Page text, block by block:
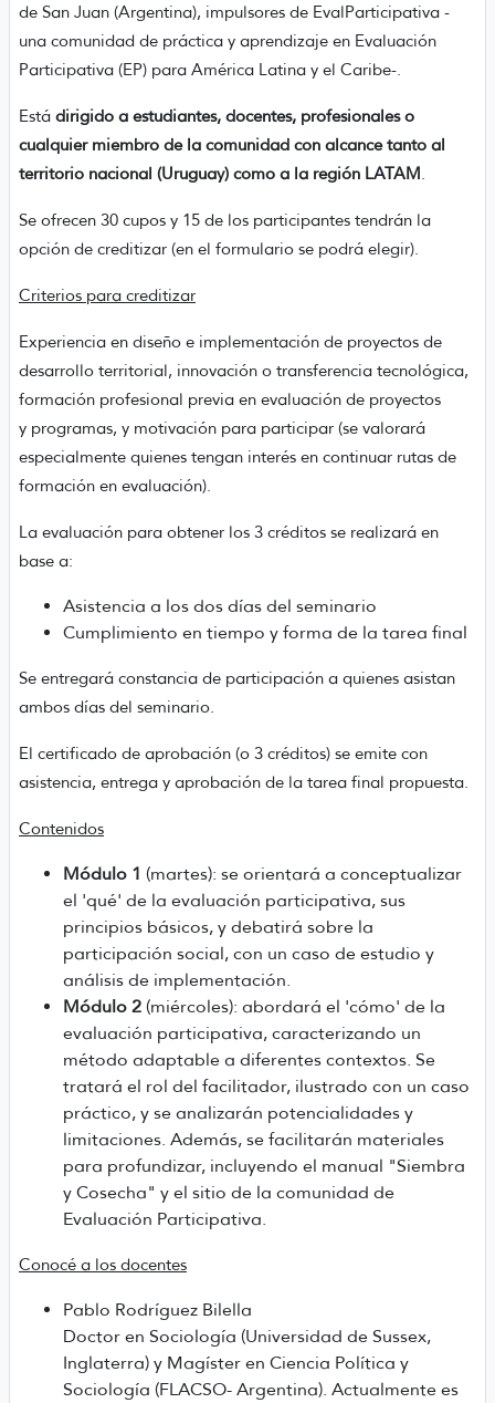
de San Juan (Argentina), impulsores de EvalParticipativa -
una comunidad de práctica y aprendizaje en Evaluación
Participativa (EP) para América Latina y el Caribe-.
Está dirigido a estudiantes, docentes, profesionales o
cualquier miembro de la comunidad con alcance tanto al
territorio nacional (Uruguay) como a la región LATAM.
Se ofrecen 30 cupos y 15 de los participantes tendrán la
opción de creditizar (en el formulario se podrá elegir).
Criterios para creditizar
Experiencia en diseño e implementación de proyectos de
desarrollo territorial, innovación o transferencia tecnológica,
formación profesional previa en evaluación de proyectos
y programas, y motivación para participar (se valorará
especialmente quienes tengan interés en continuar rutas de
formación en evaluación).
La evaluación para obtener los 3 créditos se realizará en
base a:
Asistencia a los dos días del seminario
Cumplimiento en tiempo y forma de la tarea final
Se entregará constancia de participación a quienes asistan
ambos días del seminario.
El certificado de aprobación (o 3 créditos) se emite con
asistencia, entrega y aprobación de la tarea final propuesta.
Contenidos
Módulo 1 (martes): se orientará a conceptualizar
el 'qué' de la evaluación participativa, sus
principios básicos, y debatirá sobre la
participación social, con un caso de estudio y
análisis de implementación.
Módulo 2 (miércoles): abordará el 'cómo' de la
evaluación participativa, caracterizando un
método adaptable a diferentes contextos. Se
tratará el rol del facilitador, ilustrado con un caso
práctico, y se analizarán potencialidades y
limitaciones. Además, se facilitarán materiales
para profundizar, incluyendo el manual "Siembra
y Cosecha" y el sitio de la comunidad de
Evaluación Participativa.
Conocé a los docentes
Pablo Rodríguez Bilella
Doctor en Sociología (Universidad de Sussex,
Inglaterra) y Magíster en Ciencia Política y
Sociología (FLACSO- Argentina). Actualmente es